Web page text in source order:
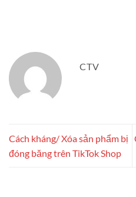
CTV
Cách kháng/ Xóa sản phẩm bị
đóng băng trên TikTok Shop